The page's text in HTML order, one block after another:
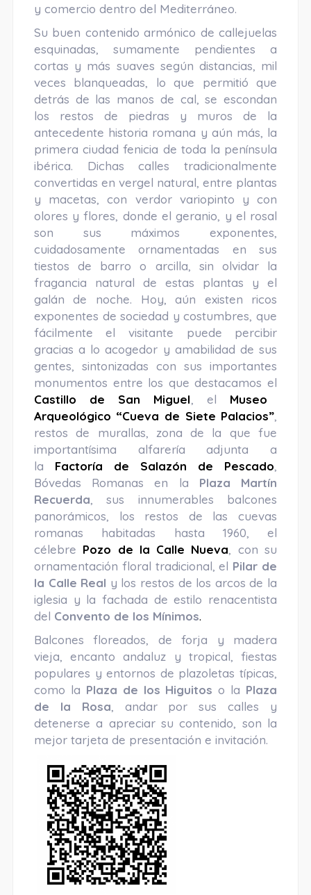
y comercio dentro del Mediterráneo.
Su buen contenido armónico de callejuelas
esquinadas, sumamente pendientes a
cortas y más suaves según distancias, mil
veces blanqueadas, lo que permitió que
detrás de las manos de cal, se escondan
los restos de piedras y muros de la
antecedente historia romana y aún más, la
primera ciudad fenicia de toda la península
ibérica. Dichas calles tradicionalmente
convertidas en vergel natural, entre plantas
y macetas, con verdor variopinto y con
olores y flores, donde el geranio, y el rosal
son sus máximos exponentes,
cuidadosamente ornamentadas en sus
tiestos de barro o arcilla, sin olvidar la
fragancia natural de estas plantas y el
galán de noche. Hoy, aún existen ricos
exponentes de sociedad y costumbres, que
fácilmente el visitante puede percibir
gracias a lo acogedor y amabilidad de sus
gentes, sintonizadas con sus importantes
monumentos entre los que destacamos el
Castillo de San Miguel , el Museo
Arqueológico “Cueva de Siete Palacios”
restos de murallas, zona de la que fue
importantísima alfarería adjunta a
la Factoría de Salazón de Pescado
Bóvedas Romanas en la Plaza Martín
Recuerda , sus innumerables balcones
panorámicos, los restos de las cuevas
romanas habitadas hasta 1960, el
célebre Pozo de la Calle Nueva , con su
ornamentación floral tradicional, el Pilar de
la Calle Real y los restos de los arcos de la
iglesia y la fachada de estilo renacentista
del Convento de los Mínimos.
Balcones floreados, de forja y madera
vieja, encanto andaluz y tropical, fiestas
populares y entornos de plazoletas típicas,
como la Plaza de los Higuitoso la Plaza
de la Rosa , andar por sus calles y
detenerse a apreciar su contenido, son la
mejor tarjeta de presentación e invitación.